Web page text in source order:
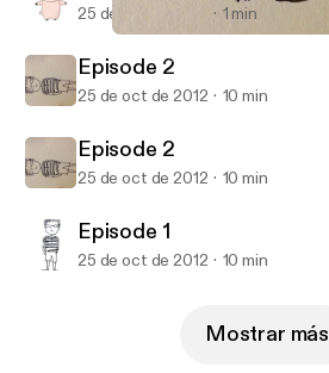
Ajax Lee's Podcast
25 de oct de 2012 1 min
Episode 2
25 de oct de 2012 10 min
Episode 2
25 de oct de 2012 10 min
Episode 1
25 de oct de 2012 10 min
Mostrar más